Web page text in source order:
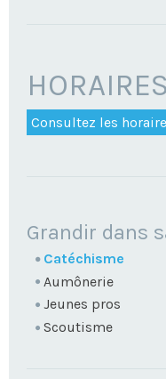
Consultez les
Grandir dans
Catéchisme
Aumônerie
Jeunes pros
Scoutisme